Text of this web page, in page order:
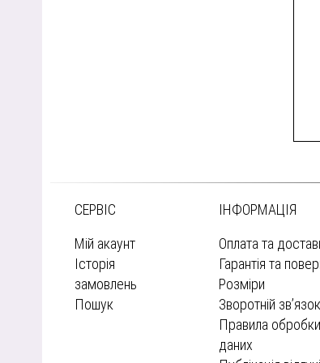
СЕРВІС
Мій акаунт
Історія
замовлень
Пошук
ІНФОРМАЦІЯ
Оплата та
Гарантія та
Розміри
Зворотній зв’язок
Правила
даних